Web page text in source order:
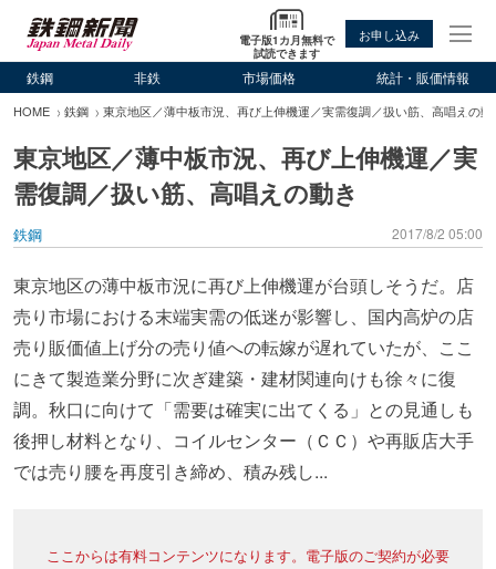
電子版1カ月無料で
試読できます
お申し込み
鉄鋼 非鉄 市場価格 統計・販価情報
HOME 鉄鋼 東京地区／薄中板市況、再び上伸機運／実需復調／扱い筋、高唱えの動
東京地区／薄中板市況、再び上伸機運／実
需復調／扱い筋、高唱えの動き
鉄鋼 2017/8/2 05:00
東京地区の薄中板市況に再び上伸機運が台頭しそうだ。店
売り市場における末端実需の低迷が影響し、国内高炉の店
売り販価値上げ分の売り値への転嫁が遅れていたが、ここ
にきて製造業分野に次ぎ建築・建材関連向けも徐々に復
調。秋口に向けて「需要は確実に出てくる」との見通しも
後押し材料となり、コイルセンター（ＣＣ）や再販店大手
では売り腰を再度引き締め、積み残し...
ここからは有料コンテンツになります。電子版のご契約が必要